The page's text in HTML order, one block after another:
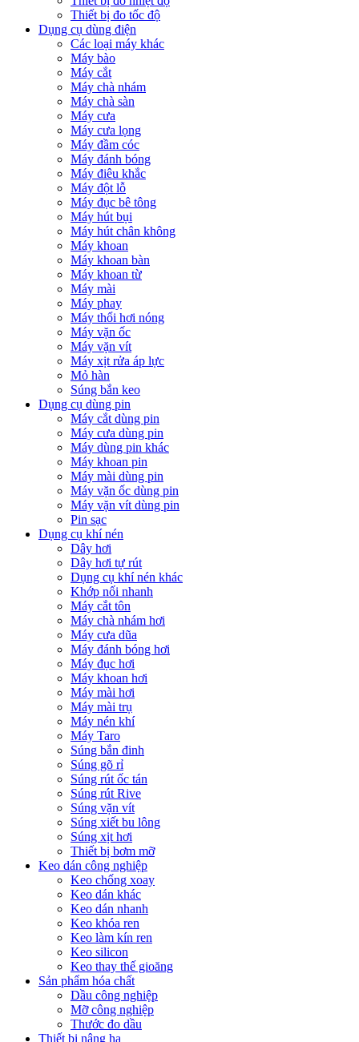
Thiết bị đo tốc độ
Dụng cụ dùng điện
Các loại máy khác
Máy bào
Máy cắt
Máy chà nhám
Máy chà sàn
Máy cưa
Máy cưa lọng
Máy đầm cóc
Máy đánh bóng
Máy điêu khắc
Máy đột lỗ
Máy đục bê tông
Máy hút bụi
Máy hút chân không
Máy khoan
Máy khoan bàn
Máy khoan từ
Máy mài
Máy phay
Máy thổi hơi nóng
Máy vặn ốc
Máy vặn vít
Máy xịt rửa áp lực
Mỏ hàn
Súng bắn keo
Dụng cụ dùng pin
Máy cắt dùng pin
Máy cưa dùng pin
Máy dùng pin khác
Máy khoan pin
Máy mài dùng pin
Máy vặn ốc dùng pin
Máy vặn vít dùng pin
Pin sạc
Dụng cụ khí nén
Dây hơi
Dây hơi tự rút
Dụng cụ khí nén khác
Khớp nối nhanh
Máy cắt tôn
Máy chà nhám hơi
Máy cưa dũa
Máy đánh bóng hơi
Máy đục hơi
Máy khoan hơi
Máy mài hơi
Máy mài trụ
Máy nén khí
Máy Taro
Súng bắn đinh
Súng gõ rỉ
Súng rút ốc tán
Súng rút Rive
Súng vặn vít
Súng xiết bu lông
Súng xịt hơi
Thiết bị bơm mỡ
Keo dán công nghiệp
Keo chống xoay
Keo dán khác
Keo dán nhanh
Keo khóa ren
Keo làm kín ren
Keo silicon
Keo thay thế gioăng
Sản phẩm hóa chất
Dầu công nghiệp
Mỡ công nghiệp
Thước đo dầu
Thiết bị nâng hạ